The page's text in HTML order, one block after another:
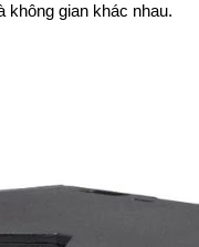
không gian khác nhau.